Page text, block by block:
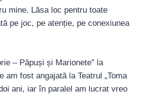
mine. Lăsa loc pentru toate
pe joc, pe atenție, pe conexiunea
– Păpuși și Marionete” la
am fost angajată la Teatrul „Toma
ani, iar în paralel am lucrat vreo